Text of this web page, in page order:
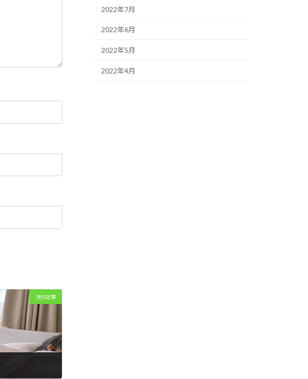
次の記事
2022年7月
2022年6月
2022年5月
2022年4月